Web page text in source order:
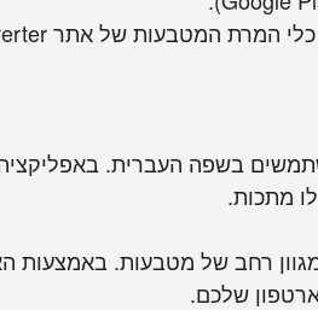
בשפה העברית.
רחב של מטבעות. באמצעות
שלכם.